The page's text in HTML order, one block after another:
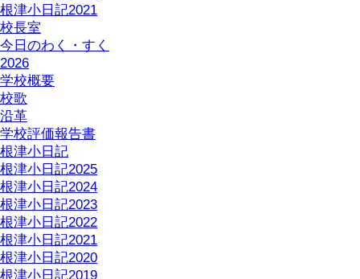
根津小日記2021
校長室
今日のわく・すく
2026
学校概要
校歌
沿革
学校評価報告書
根津小日記
根津小日記2025
根津小日記2024
根津小日記2023
根津小日記2022
根津小日記2021
根津小日記2020
根津小日記2019